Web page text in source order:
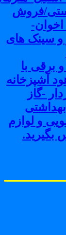
فروش
سینک های
با
-گاز
و لوازم